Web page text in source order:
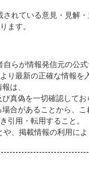
れている意見・見解
ます。
らが情報発信元の公
り最新の正確な情報を
は、
偽を一切確認してお
があることから、こ
引用・転用すること。
、掲載情報の利用に